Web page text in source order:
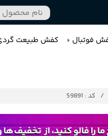
فوتبال کفش طبیعت
کد : 59891